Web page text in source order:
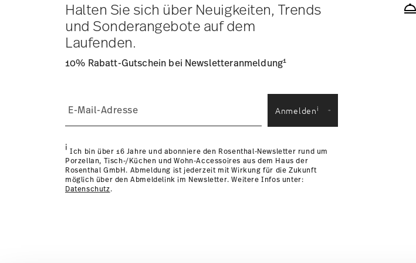
Lieferzeit innerhalb Deutschlands:
3-5 Werktage für vorrätige Artikel. Sie können die
andere Länderhier einsehen.
Retouren:Für Retouren nutzen Sie bitte unserenRetourenservice
Halten Sie sich über Neuigkeiten, Trends
und Sonderangebote auf dem
Laufenden.
10% Rabatt-Gutschein bei Newsletteranmeldung1
Anmeldeni
i Ich bin über 16 Jahre und abonniere den Rosenthal-Newsletter rund um
Porzellan, Tisch-/Küchen und Wohn-Accessoires aus dem Haus der
Rosenthal GmbH. Abmeldung ist jederzeit mit Wirkung für die Zukunft
möglich über den Abmeldelink im Newsletter. Weitere Infos unter:
Datenschutz.